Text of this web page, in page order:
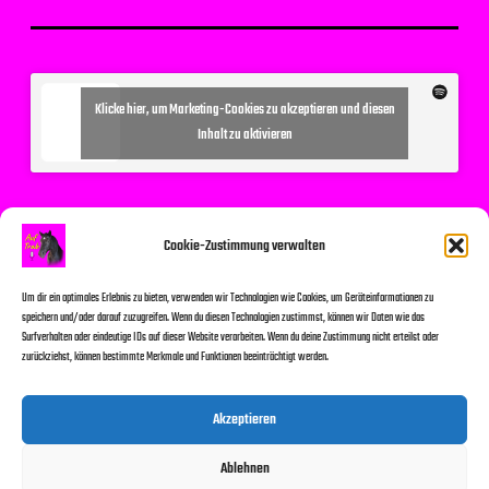
Cookie-Zustimmung verwalten
Um dir ein optimales Erlebnis zu bieten, verwenden wir Technologien wie Cookies, um Geräteinformationen zu
speichern und/oder darauf zuzugreifen. Wenn du diesen Technologien zustimmst, können wir Daten wie das
Surfverhalten oder eindeutige IDs auf dieser Website verarbeiten. Wenn du deine Zustimmung nicht erteilst oder
zurückziehst, können bestimmte Merkmale und Funktionen beeinträchtigt werden.
Akzeptieren
Ablehnen
Klicke hier, um Marketing-Cookies zu akzeptieren und diesen
Inhalt zu aktivieren
Suchen